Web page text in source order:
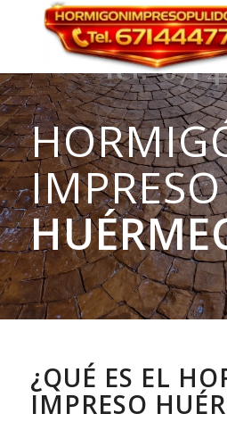
IMPRESO
¿QUÉ ES EL
IMPRESO